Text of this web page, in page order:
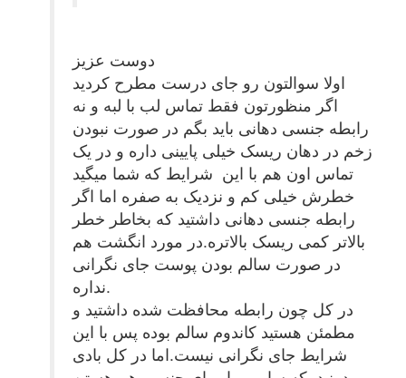
دوست عزیز
اولا سوالتون رو جای درست مطرح کردید
اگر منظورتون فقط تماس لب با لبه و نه
رابطه جنسی دهانی باید بگم در صورت نبودن
زخم در دهان ریسک خیلی پایینی داره و در یک
تماس اون هم با این شرایط که شما میگید
خطرش خیلی کم و نزدیک به صفره اما اگر
رابطه جنسی دهانی داشتید که بخاطر خطر
بالاتر کمی ریسک بالاتره.در مورد انگشت هم
در صورت سالم بودن پوست جای نگرانی
نداره.
در کل چون رابطه محافظت شده داشتید و
مطمئن هستید کاندوم سالم بوده پس با این
شرایط جای نگرانی نیست.اما در کل بادی